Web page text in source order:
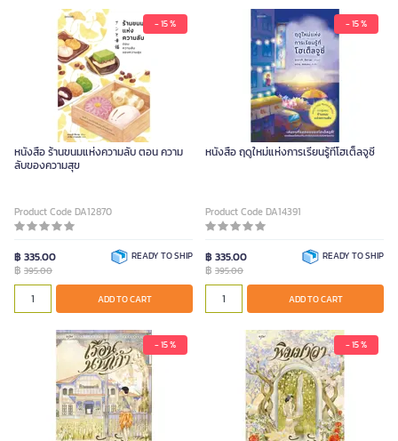
- 15 %
หนังสือ ร้านขนมแห่งความลับ ตอน ความ
ลับของความสุข
Product Code DA12870
฿ 335.00
฿ 395.00
READY TO SHIP
ADD TO CART
- 15 %
หนังสือ ฤดูใหม่แห่งการเรียนรู้ที่โฮเต็ลจูซี่
Product Code DA14391
฿ 335.00
฿ 395.00
READY TO SHIP
ADD TO CART
- 15 % - 15 %